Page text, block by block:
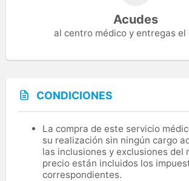
Acudes
al centro médico y entregas el
CONDICIONES
La compra de este servicio
su realización sin ningún cargo
las inclusiones y exclusiones del
precio están incluidos los
correspondientes.